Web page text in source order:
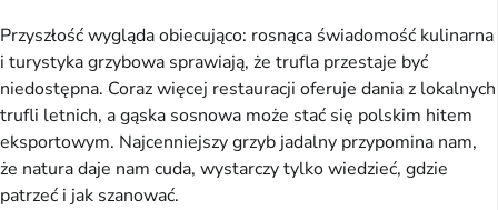
Przyszłość wygląda obiecująco: rosnąca świadomość kulinarna
i turystyka grzybowa sprawiają, że trufla przestaje być
niedostępna. Coraz więcej restauracji oferuje dania z lokalnych
trufli letnich, a gąska sosnowa może stać się polskim hitem
eksportowym. Najcenniejszy grzyb jadalny przypomina nam,
że natura daje nam cuda, wystarczy tylko wiedzieć, gdzie
patrzeć i jak szanować.